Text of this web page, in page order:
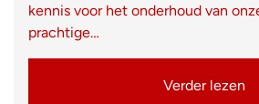
kennis voor het onderhoud van
prachtige…
Verder lezen